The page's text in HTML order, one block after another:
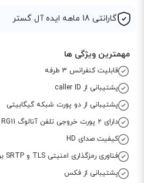
گارانتی 18 ماهه ایده آل گستر
مهمترین ویژگی ها
قابلیت کنفرانس 3 طرفه
پشتیبانی از caller ID
پشتیبانی از دو پورت شبکه گیگابیتی
دارای ۲ پورت خروجی تلفن آنالوگ RG11 ( پورت FXS)
کیفیت صدای HD
فناوری رمزگذاری امنیتی TLS و SRTP برای محافظت از تماس ها
پشتیبانی از فکس